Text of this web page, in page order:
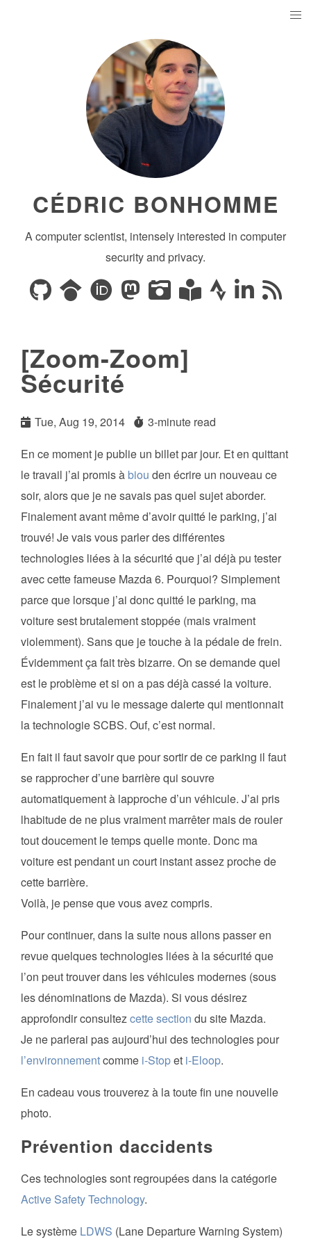
CÉDRIC BONHOMME
A computer scientist, intensely interested in computer
security and privacy.
[Zoom-Zoom]
Sécurité
Tue, Aug 19, 2014
3-minute read
En ce moment je publie un billet par jour. Et en quittant
le travail j’ai promis à biou den écrire un nouveau ce
soir, alors que je ne savais pas quel sujet aborder.
Finalement avant même d’avoir quitté le parking, j’ai
trouvé! Je vais vous parler des différentes
technologies liées à la sécurité que j’ai déjà pu tester
avec cette fameuse Mazda 6. Pourquoi? Simplement
parce que lorsque j’ai donc quitté le parking, ma
voiture sest brutalement stoppée (mais vraiment
violemment). Sans que je touche à la pédale de frein.
Évidemment ça fait très bizarre. On se demande quel
est le problème et si on a pas déjà cassé la voiture.
Finalement j’ai vu le message dalerte qui mentionnait
la technologie SCBS. Ouf, c’est normal.
En fait il faut savoir que pour sortir de ce parking il faut
se rapprocher d’une barrière qui souvre
automatiquement à lapproche d’un véhicule. J’ai pris
lhabitude de ne plus vraiment marrêter mais de rouler
tout doucement le temps quelle monte. Donc ma
voiture est pendant un court instant assez proche de
cette barrière.
Voilà, je pense que vous avez compris.
Pour continuer, dans la suite nous allons passer en
revue quelques technologies liées à la sécurité que
l’on peut trouver dans les véhicules modernes (sous
les dénominations de Mazda). Si vous désirez
approfondir consultezcette section du site Mazda.
Je ne parlerai pas aujourd’hui des technologies pour
l’environnementcomme i-Stopet i-Eloop.
En cadeau vous trouverez à la toute fin une nouvelle
photo.
Prévention daccidents
Ces technologies sont regroupées dans la catégorie
Active Safety Technology.
Le système LDWS (Lane Departure Warning System)